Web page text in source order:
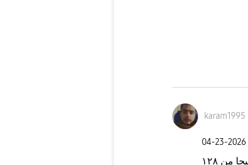
karam1995
‎04-23-2026